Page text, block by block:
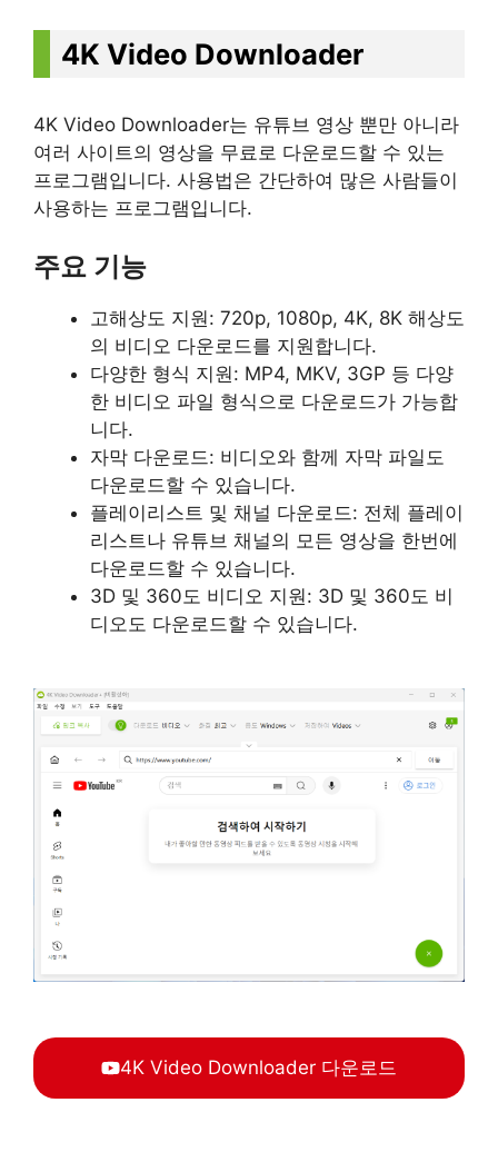
4K Video Downloader
4K Video Downloader는 유튜브 영상 뿐만 아니라
여러 사이트의 영상을 무료로 다운로드할 수 있는
프로그램입니다. 사용법은 간단하여 많은 사람들이
사용하는 프로그램입니다.
주요 기능
고해상도 지원: 720p, 1080p, 4K, 8K 해상도
의 비디오 다운로드를 지원합니다.
다양한 형식 지원: MP4, MKV, 3GP 등 다양
한 비디오 파일 형식으로 다운로드가 가능합
니다.
자막 다운로드: 비디오와 함께 자막 파일도
다운로드할 수 있습니다.
플레이리스트 및 채널 다운로드: 전체 플레이
리스트나 유튜브 채널의 모든 영상을 한번에
다운로드할 수 있습니다.
3D 및 360도 비디오 지원: 3D 및 360도 비
디오도 다운로드할 수 있습니다.
4K Video Downloader 다운로드